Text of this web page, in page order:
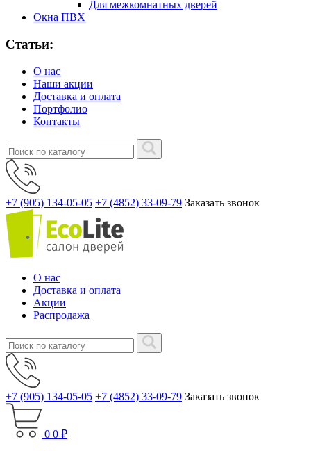
Для межкомнатных дверей
Окна ПВХ
Статьи:
О нас
Наши акции
Доставка и оплата
Портфолио
Контакты
+7 (905) 134-05-05 +7 (4852) 33-09-79 Заказать звонок
О нас
Доставка и оплата
Акции
Распродажа
+7 (905) 134-05-05 +7 (4852) 33-09-79 Заказать звонок
0 0 ₽